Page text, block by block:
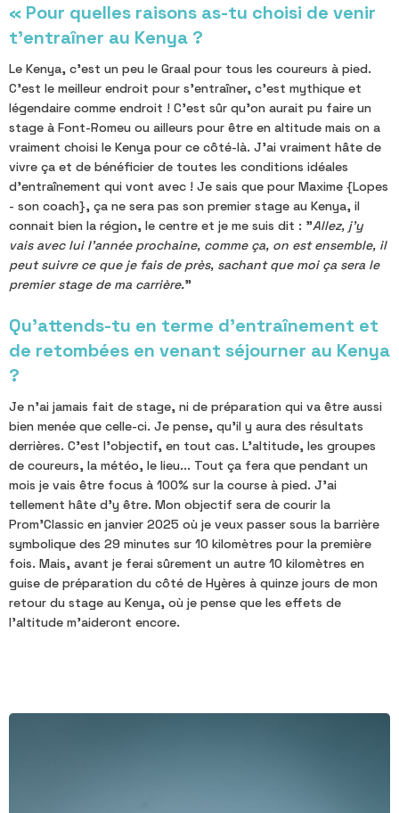
« Pour quelles raisons as-tu choisi de venir
t’entraîner au Kenya ?
Le Kenya, c'est un peu le Graal pour tous les coureurs à pied.
C'est le meilleur endroit pour s'entraîner, c'est mythique et
légendaire comme endroit ! C'est sûr qu'on aurait pu faire un
stage à Font-Romeu ou ailleurs pour être en altitude mais on a
vraiment choisi le Kenya pour ce côté-là. J'ai vraiment hâte de
vivre ça et de bénéficier de toutes les conditions idéales
d'entraînement qui vont avec ! Je sais que pour Maxime {Lopes
- son coach}, ça ne sera pas son premier stage au Kenya, il
connait bien la région, le centre et je me suis dit : "Allez, j'y
vais avec lui l'année prochaine, comme ça, on est ensemble, il
peut suivre ce que je fais de près, sachant que moi ça sera le
premier stage de ma carrière."
Qu’attends-tu en terme d’entraînement et
de retombées en venant séjourner au Kenya
?
Je n'ai jamais fait de stage, ni de préparation qui va être aussi
bien menée que celle-ci. Je pense, qu'il y aura des résultats
derrières. C'est l'objectif, en tout cas. L'altitude, les groupes
de coureurs, la météo, le lieu... Tout ça fera que pendant un
mois je vais être focus à 100% sur la course à pied. J'ai
tellement hâte d'y être. Mon objectif sera de courir la
Prom'Classic en janvier 2025 où je veux passer sous la barrière
symbolique des 29 minutes sur 10 kilomètres pour la première
fois. Mais, avant je ferai sûrement un autre 10 kilomètres en
guise de préparation du côté de Hyères à quinze jours de mon
retour du stage au Kenya, où je pense que les effets de
l'altitude m'aideront encore.